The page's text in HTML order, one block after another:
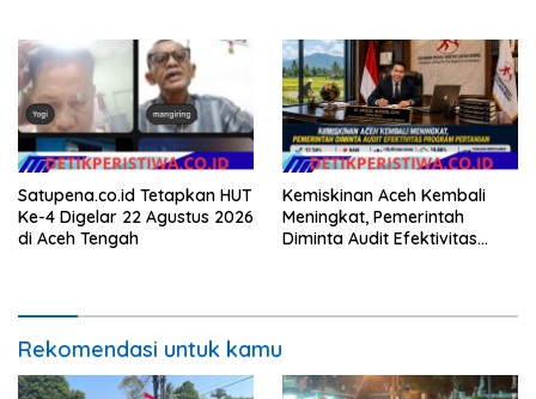
Hukum Menuju Indonesia
Emas 2045
Satupena.co.id Tetapkan HUT
Ke-4 Digelar 22 Agustus 2026
di Aceh Tengah
Kemiskinan Aceh Kembali
Meningkat, Pemerintah
Diminta Audit Efektivitas
Rekomendasi untuk kamu